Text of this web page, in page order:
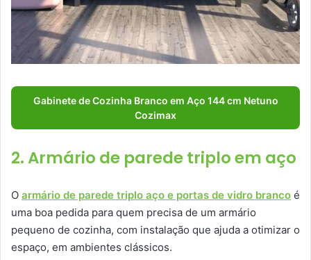
Gabinete de Cozinha Branco em Aço 144 cm Netuno
Cozimax
2. Armário de parede triplo em aço
O armário de parede triplo aço e portas de vidro branco é
uma boa pedida para quem precisa de um armário
pequeno de cozinha, com instalação que ajuda a otimizar o
espaço, em ambientes clássicos.